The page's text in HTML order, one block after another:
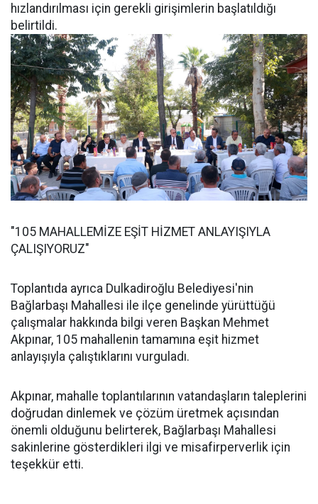
hızlandırılması için gerekli girişimlerin başlatıldığı
belirtildi.
"105 MAHALLEMİZE EŞİT HİZMET ANLAYIŞIYLA
ÇALIŞIYORUZ"
Toplantıda ayrıca Dulkadiroğlu Belediyesi'nin
Bağlarbaşı Mahallesi ile ilçe genelinde yürüttüğü
çalışmalar hakkında bilgi veren Başkan Mehmet
Akpınar, 105 mahallenin tamamına eşit hizmet
anlayışıyla çalıştıklarını vurguladı.
Akpınar, mahalle toplantılarının vatandaşların taleplerini
doğrudan dinlemek ve çözüm üretmek açısından
önemli olduğunu belirterek, Bağlarbaşı Mahallesi
sakinlerine gösterdikleri ilgi ve misafirperverlik için
teşekkür etti.